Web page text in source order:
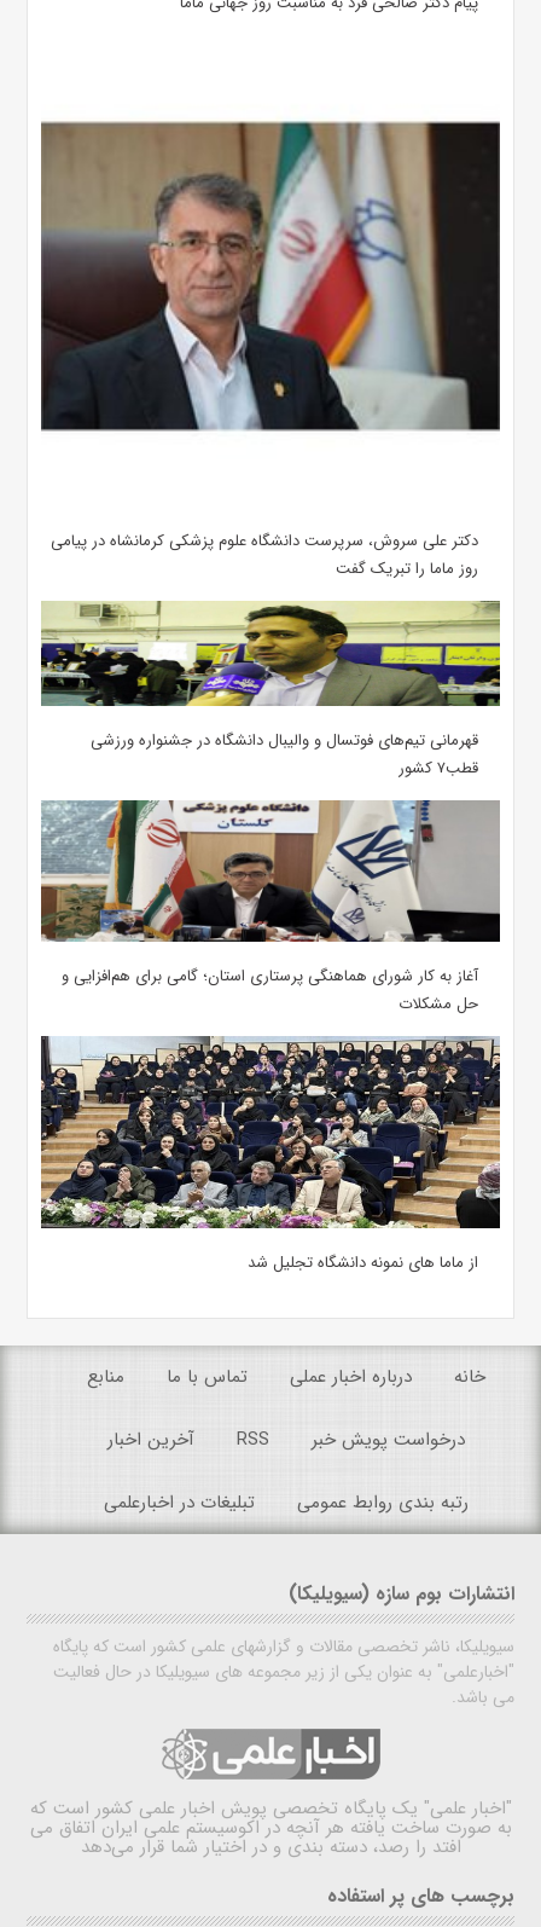
دکتر علی سروش، سرپرست دانشگاه علوم پزشکی کرمانشاه در پیامی
روز ماما را تبریک گفت
قهرمانی تیم‌های فوتسال و والیبال دانشگاه در جشنواره ورزشی
قطب۷ کشور
آغاز به کار شورای هماهنگی پرستاری استان؛ گامی برای هم‌افزایی و
حل مشکلات
از ماما های نمونه دانشگاه تجلیل شد
خانه درباره اخبار عملی تماس با ما منابع
درخواست پویش خبر RSS آخرین اخبار
رتبه بندی روابط عمومی تبلیغات در اخبارعلمی
انتشارات بوم سازه (سیویلیکا)
سیویلیکا، ناشر تخصصی مقالات و گزارشهای علمی کشور است که پایگاه
"اخبارعلمی" به عنوان یکی از زیر مجموعه های سیویلیکا در حال فعالیت
می باشد.
"اخبار علمی" یک پایگاه تخصصی پویش اخبار علمی کشور است که
به صورت ساخت یافته هر آنچه در اکوسیستم علمی ایران اتفاق می
افتد را رصد، دسته بندی و در اختیار شما قرار می‌دهد
برچسب های پر استفاده